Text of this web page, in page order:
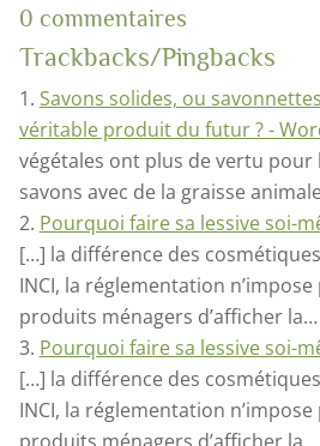
0 commentaires
Trackbacks/Pingbacks
Savons solides, ou
véritable produit du futur ? -
végétales ont plus de vertu pour
savons avec de la graisse
Pourquoi faire sa lessive soi-
[…] la différence des
INCI, la réglementation
produits ménagers d’afficher la…
Pourquoi faire sa lessive soi-
[…] la différence des
INCI, la réglementation